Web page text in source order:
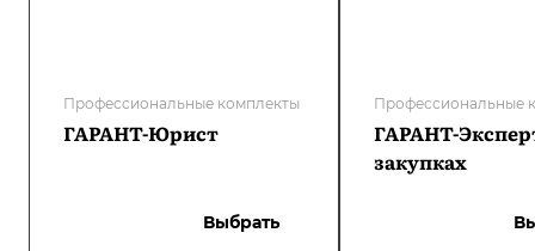
Профессиональные комплекты
ГАРАНТ-Юрист
Выбрать
Профессиональные
ГАРАНТ-
закупках